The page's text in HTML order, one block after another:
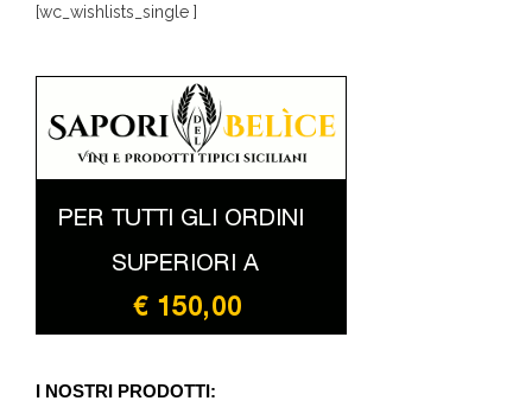
[wc_wishlists_single ]
I NOSTRI PRODOTTI: